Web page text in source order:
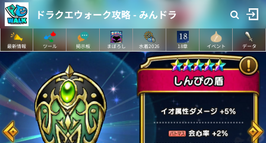
ドラクエウォーク攻略 - みんドラ
最新情報 ツール 掲示板 まぼろし 水着2026 18章 イベント データ